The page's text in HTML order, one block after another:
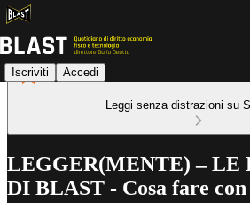
Iscriviti Accedi
Leggi senza distrazioni su
LEGGER(MENTE) – LE
DI BLAST - Cosa fare